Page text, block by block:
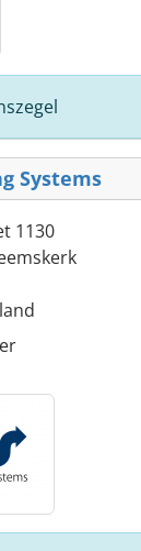
Systems
1130